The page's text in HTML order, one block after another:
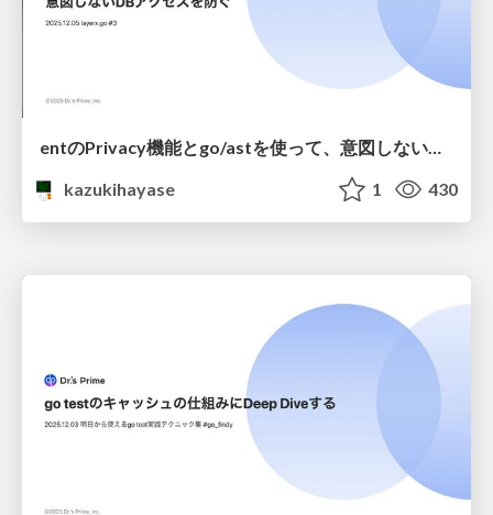
entのPrivacy機能とgo/astを使って、意図しないDBアクセスを防ぐ
kazukihayase
1 430